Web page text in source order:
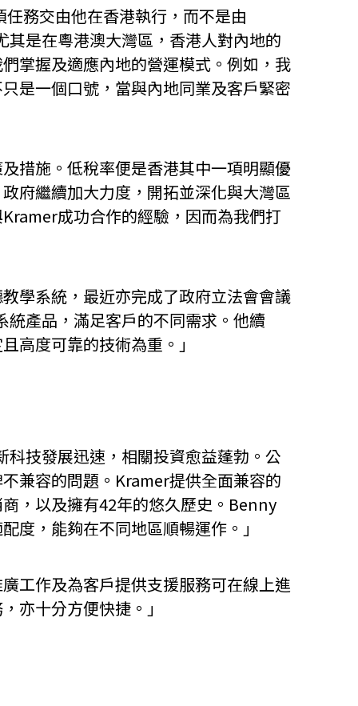
務交由他在香港執行，而不是由
是在粵港澳大灣區，香港人對內地的
掌握及適應內地的營運模式。例如，我
是一個口號，當與內地同業及客戶緊密
措施。低稅率便是香港其中一項明顯優
府繼續加大力度，開拓並深化與大灣區
成功合作的經驗，因而為我們打
學系統，最近亦完成了政府立法會會議
產品，滿足客戶的不同需求。他續
高度可靠的技術為重。」
技發展迅速，相關投資愈益蓬勃。公
兼容的問題。Kramer提供全面兼容的
，以及擁有42年的悠久歷史。Benny
度，能夠在不同地區順暢運作。」
工作及為客戶提供支援服務可在線上進
亦十分方便快捷。」